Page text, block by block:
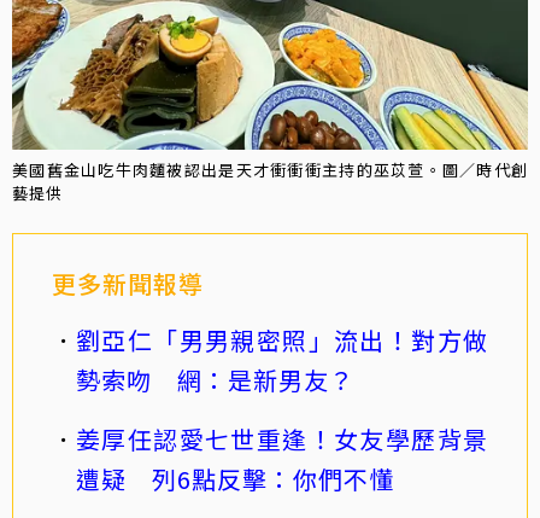
美國舊金山吃牛肉麵被認出是天才衝衝衝主持的巫苡萱。圖／時代創
藝提供
更多新聞報導
劉亞仁「男男親密照」流出！對方做
勢索吻 網：是新男友？
姜厚任認愛七世重逢！女友學歷背景
遭疑 列6點反擊：你們不懂